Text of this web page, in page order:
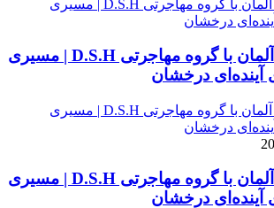
مهاجرت به آلمان با گروه مهاجرتی D.S.H | مسیری
آینده‌ای درخشان
مهاجرت به آلمان با گروه مهاجرتی D.S.H | مسیری
آینده‌ای درخشان